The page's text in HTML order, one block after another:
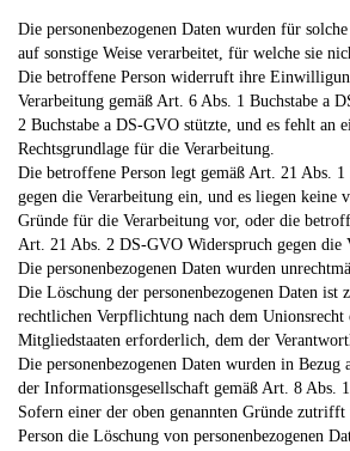
Die personenbezogenen Daten wurden für
auf sonstige Weise verarbeitet, für welche sie
Die betroffene Person widerruft ihre
Verarbeitung gemäß Art. 6 Abs. 1 Buchstabe a
2 Buchstabe a DS-GVO stützte, und es fehlt an
Rechtsgrundlage für die Verarbeitung.
Die betroffene Person legt gemäß Art. 21 Abs.
gegen die Verarbeitung ein, und es liegen keine
Gründe für die Verarbeitung vor, oder die
Art. 21 Abs. 2 DS-GVO Widerspruch gegen die
Die personenbezogenen Daten wurden
Die Löschung der personenbezogenen Daten
rechtlichen Verpflichtung nach dem Unionsrecht
Mitgliedstaaten erforderlich, dem der
Die personenbezogenen Daten wurden in Bezug
der Informationsgesellschaft gemäß Art. 8 Abs.
Sofern einer der oben genannten Gründe
Person die Löschung von personenbezogenen